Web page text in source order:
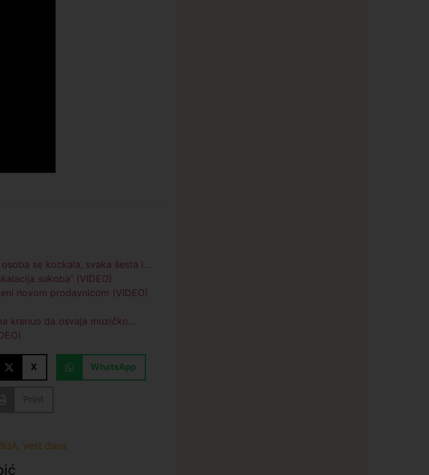
se kockala, svaka šesta i…
sukoba“ (VIDEO)
novom prodavnicom (VIDEO)
krenuo da osvaja muzičko…
X WhatsApp
, vest dana